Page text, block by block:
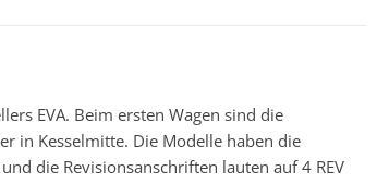
EVA. Beim ersten Wagen sind die
in Kesselmitte. Die Modelle haben die
die Revisionsanschriften lauten auf 4 REV